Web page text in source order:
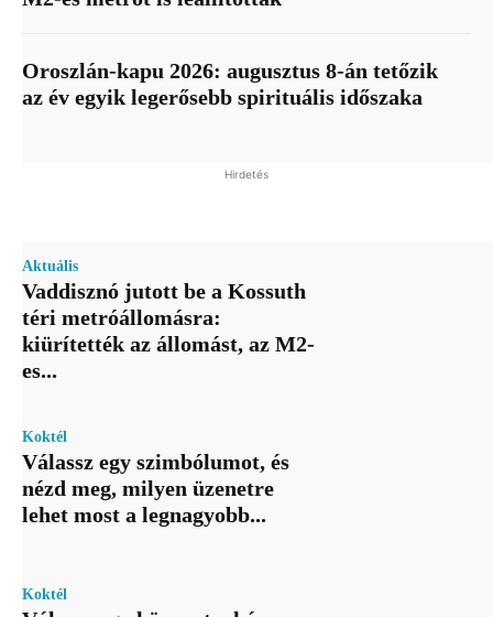
Oroszlán-kapu 2026: augusztus 8-án tetőzik
az év egyik legerősebb spirituális időszaka
Hirdetés
Aktuális
Vaddisznó jutott be a Kossuth
téri metróállomásra:
kiürítették az állomást, az M2-
es...
Koktél
Válassz egy szimbólumot, és
nézd meg, milyen üzenetre
lehet most a legnagyobb...
Koktél